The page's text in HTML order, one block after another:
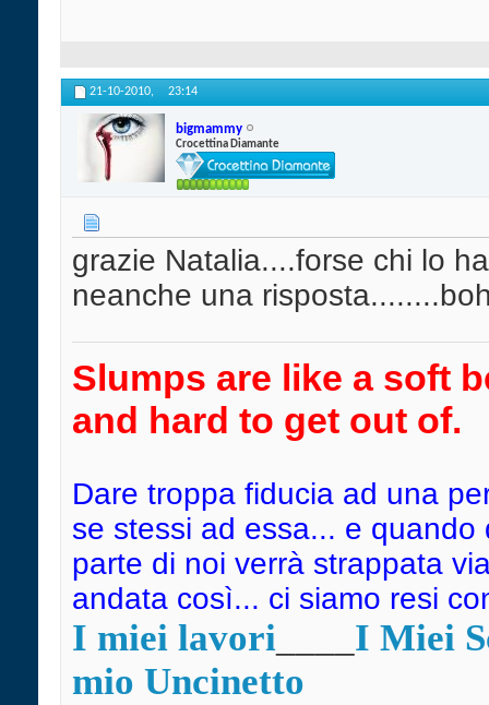
21-10-2010, 23:14
bigmammy
Crocettina Diamante
grazie Natalia....forse chi lo
neanche una
Slumps are like a soft
and hard to get out of.
Dare troppa fiducia ad una
se stessi ad essa... e
parte di noi verrà strappata
andata così... ci siamo resi
I miei lavori
I Miei
mio Uncinetto